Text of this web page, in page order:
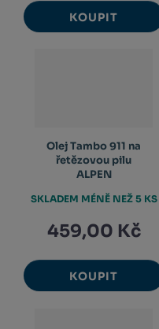
KOUPIT
Olej Tambo 911 na
řetězovou pilu
ALPEN
459,00 Kč
KOUPIT
SKLADEM MÉNĚ NEŽ 5 KS